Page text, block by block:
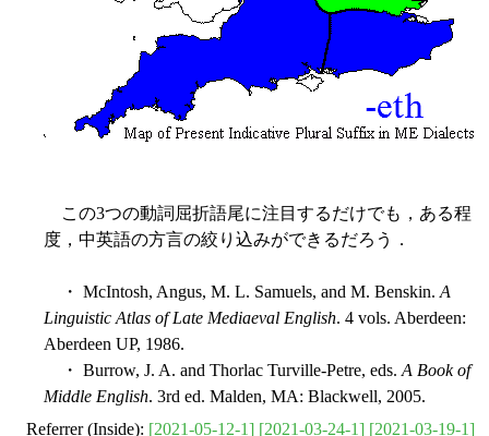
この3つの動詞屈折語尾に注目するだけでも，ある程
度，中英語の方言の絞り込みができるだろう．
・ McIntosh, Angus, M. L. Samuels, and M. Benskin. A
Linguistic Atlas of Late Mediaeval English. 4 vols. Aberdeen:
Aberdeen UP, 1986.
・ Burrow, J. A. and Thorlac Turville-Petre, eds. A Book of
Middle English. 3rd ed. Malden, MA: Blackwell, 2005.
Referrer (Inside): [2021-05-12-1] [2021-03-24-1] [2021-03-19-1]